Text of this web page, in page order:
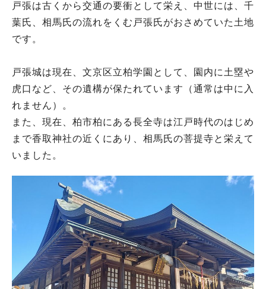
戸張は古くから交通の要衝として栄え、中世には、千
葉氏、相馬氏の流れをくむ戸張氏がおさめていた土地
です。
戸張城は現在、文京区立柏学園として、園内に土塁や
虎口など、その遺構が保たれています（通常は中に入
れません）。
また、現在、柏市柏にある長全寺は江戸時代のはじめ
まで香取神社の近くにあり、相馬氏の菩提寺と栄えて
いました。